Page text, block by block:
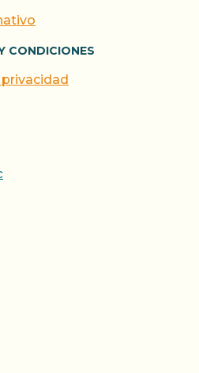
CONDICIONES